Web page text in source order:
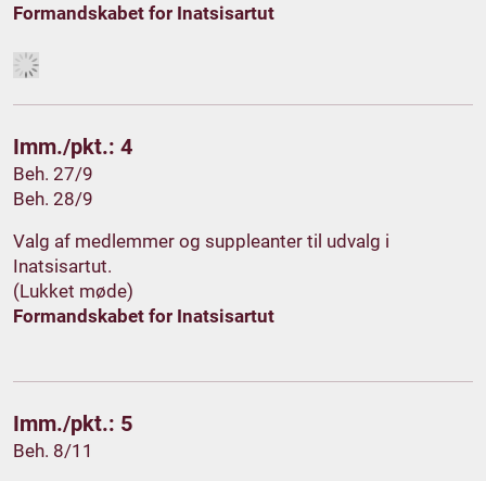
Formandskabet for Inatsisartut
Imm./pkt.: 4
Beh. 27/9
Beh. 28/9
Valg af medlemmer og suppleanter til udvalg i
Inatsisartut.
(Lukket møde)
Formandskabet for Inatsisartut
Imm./pkt.: 5
Beh. 8/11